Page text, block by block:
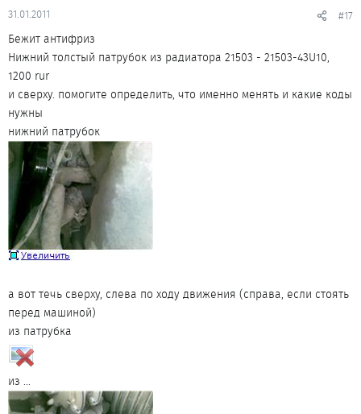
31.01.2011 #17
Бежит антифриз
Нижний толстый патрубок из радиатора 21503 - 21503-43U10,
1200 rur
и сверху. помогите определить, что именно менять и какие коды
нужны
нижний патрубок
а вот течь сверху, слева по ходу движения (справа, если стоять
перед машиной)
из патрубка
из ...